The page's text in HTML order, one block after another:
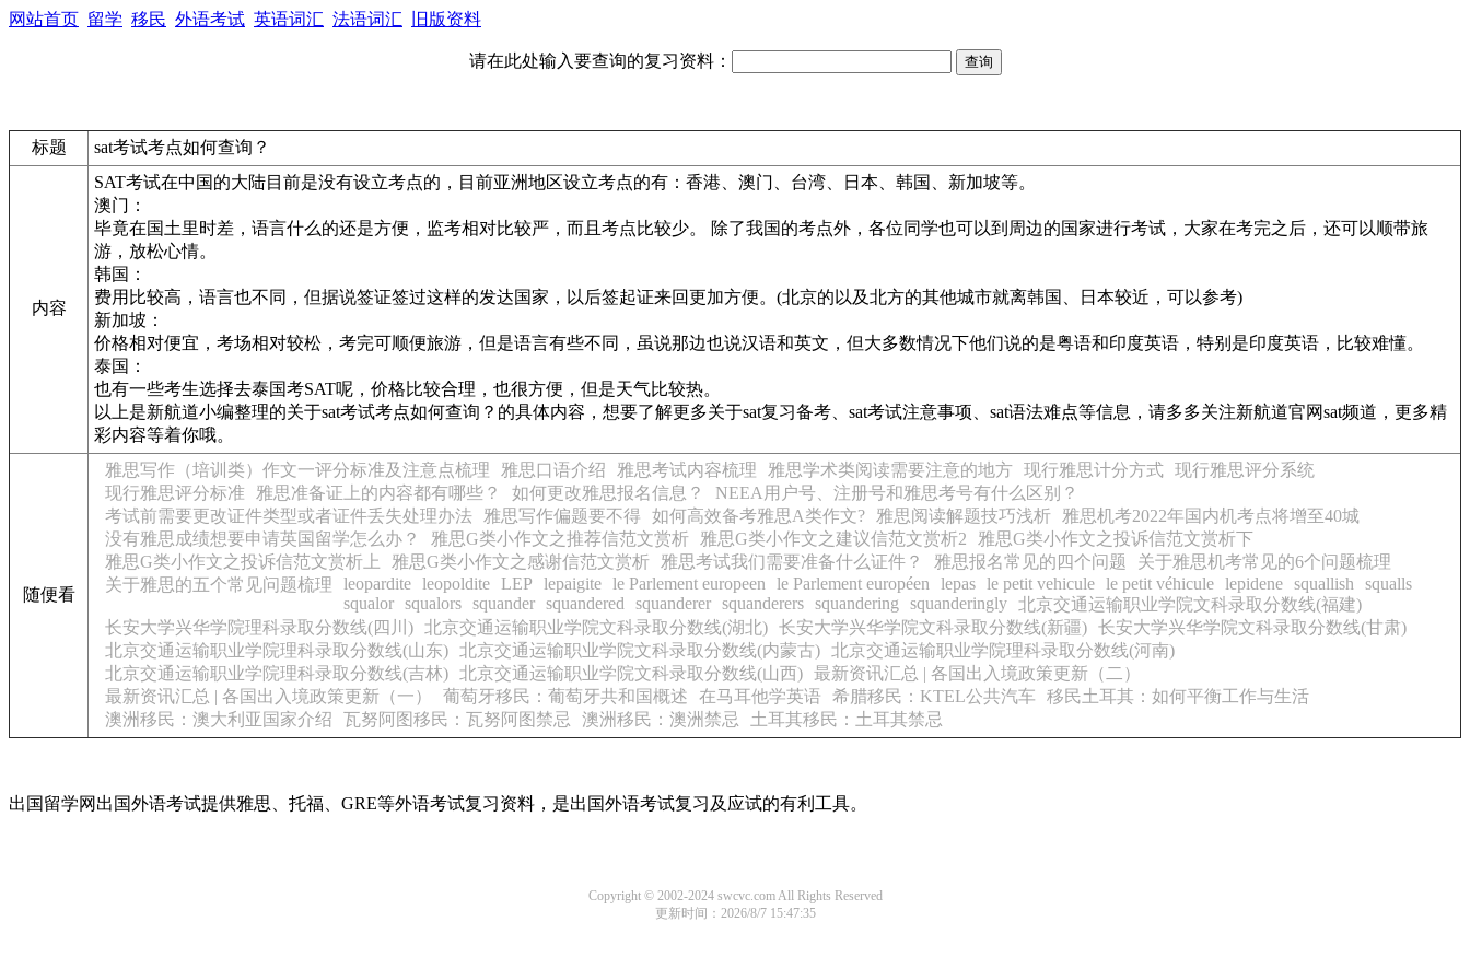
网站首页 留学 移民 外语考试 英语词汇 法语词汇 旧版资料
请在此处输入要查询的复习资料：
标题 sat考试考点如何查询？
内容
SAT考试在中国的大陆目前是没有设立考点的，目前亚洲地区设立考点的有：香港、澳门、台湾、日本、韩国、新加坡等。
澳门：
毕竟在国土里时差，语言什么的还是方便，监考相对比较严，而且考点比较少。 除了我国的考点外，各位同学也可以到周边的国家进行考试，大家在考完之后，还可以顺带旅
游，放松心情。
韩国：
费用比较高，语言也不同，但据说签证签过这样的发达国家，以后签起证来回更加方便。(北京的以及北方的其他城市就离韩国、日本较近，可以参考)
新加坡：
价格相对便宜，考场相对较松，考完可顺便旅游，但是语言有些不同，虽说那边也说汉语和英文，但大多数情况下他们说的是粤语和印度英语，特别是印度英语，比较难懂。
泰国：
也有一些考生选择去泰国考SAT呢，价格比较合理，也很方便，但是天气比较热。
以上是新航道小编整理的关于sat考试考点如何查询？的具体内容，想要了解更多关于sat复习备考、sat考试注意事项、sat语法难点等信息，请多多关注新航道官网sat频道，更多精
彩内容等着你哦。
随便看
雅思写作（培训类）作文一评分标准及注意点梳理 雅思口语介绍 雅思考试内容梳理 雅思学术类阅读需要注意的地方 现行雅思计分方式 现行雅思评分系统
现行雅思评分标准
雅思准备证上的内容都有哪些？ 如何更改雅思报名信息？
NEEA用户号、注册号和雅思考号有什么区别？
考试前需要更改证件类型或者证件丢失处理办法
雅思写作偏题要不得 如何高效备考雅思A类作文? 雅思阅读解题技巧浅析
雅思机考2022年国内机考点将增至40城
没有雅思成绩想要申请英国留学怎么办？
雅思G类小作文之推荐信范文赏析 雅思G类小作文之建议信范文赏析2
雅思G类小作文之投诉信范文赏析下
雅思G类小作文之投诉信范文赏析上
雅思G类小作文之感谢信范文赏析 雅思考试我们需要准备什么证件？ 雅思报名常见的四个问题
关于雅思机考常见的6个问题梳理
关于雅思的五个常见问题梳理
leopardite leopoldite LEP lepaigite le Parlement europeen le Parlement européen lepas le petit vehicule le petit véhicule lepidene squallish
squalls
squalor squalors squander squandered squanderer squanderers squandering squanderingly 北京交通运输职业学院文科录取分数线(福建)
长安大学兴华学院理科录取分数线(四川) 北京交通运输职业学院文科录取分数线(湖北) 长安大学兴华学院文科录取分数线(新疆) 长安大学兴华学院文科录取分数线(甘肃)
北京交通运输职业学院理科录取分数线(山东) 北京交通运输职业学院文科录取分数线(内蒙古) 北京交通运输职业学院理科录取分数线(河南)
北京交通运输职业学院理科录取分数线(吉林) 北京交通运输职业学院文科录取分数线(山西) 最新资讯汇总 | 各国出入境政策更新（二）
最新资讯汇总 | 各国出入境政策更新（一）
葡萄牙移民：葡萄牙共和国概述 在马耳他学英语 希腊移民：KTEL公共汽车
移民土耳其：如何平衡工作与生活
澳洲移民：澳大利亚国家介绍
瓦努阿图移民：瓦努阿图禁忌 澳洲移民：澳洲禁忌 土耳其移民：土耳其禁忌
出国留学网出国外语考试提供雅思、托福、GRE等外语考试复习资料，是出国外语考试复习及应试的有利工具。
Copyright © 2002-2024 swcvc.com All Rights Reserved
更新时间：2026/8/7 15:47:35